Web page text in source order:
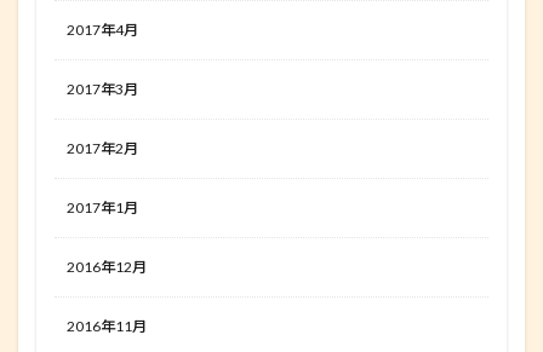
2017年4月
2017年3月
2017年2月
2017年1月
2016年12月
2016年11月